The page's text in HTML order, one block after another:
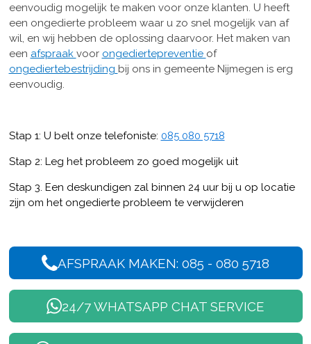
eenvoudig mogelijk te maken voor onze klanten. U heeft
een ongedierte probleem waar u zo snel mogelijk van af
wil, en wij hebben de oplossing daarvoor. Het maken van
een afspraak voor ongediertepreventie of
ongediertebestrijding bij ons in gemeente Nijmegen is erg
eenvoudig.
Stap 1: U belt onze telefoniste: 085 080 5718
Stap 2: Leg het probleem zo goed mogelijk uit
Stap 3. Een deskundigen zal binnen 24 uur bij u op locatie
zijn om het ongedierte probleem te verwijderen
AFSPRAAK MAKEN: 085 - 080 5718
24/7 WHATSAPP CHAT SERVICE